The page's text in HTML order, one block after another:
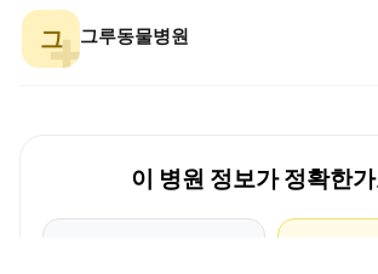
그 그루동물병원
이 병원 정보가 정확한